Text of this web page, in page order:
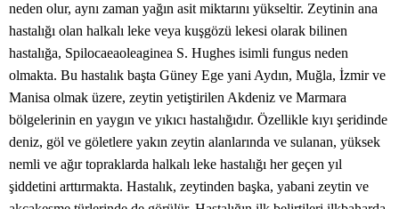
neden olur, aynı zaman yağın asit miktarını yükseltir. Zeytinin ana
hastalığı olan halkalı leke veya kuşgözü lekesi olarak bilinen
hastalığa, Spilocaeaoleaginea S. Hughes isimli fungus neden
olmakta. Bu hastalık başta Güney Ege yani Aydın, Muğla, İzmir ve
Manisa olmak üzere, zeytin yetiştirilen Akdeniz ve Marmara
bölgelerinin en yaygın ve yıkıcı hastalığıdır. Özellikle kıyı şeridinde
deniz, göl ve göletlere yakın zeytin alanlarında ve sulanan, yüksek
nemli ve ağır topraklarda halkalı leke hastalığı her geçen yıl
şiddetini arttırmakta. Hastalık, zeytinden başka, yabani zeytin ve